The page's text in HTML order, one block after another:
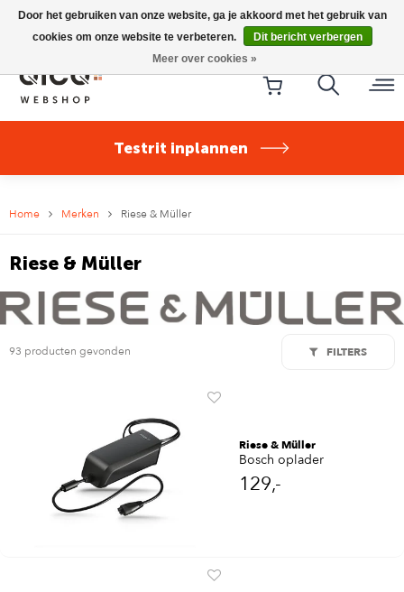
Riese & Müller Nevo5 Silent Core nu direct uit voorraad
leverbaar!
Testrit inplannen
Home Merken Riese & Müller
Riese & Müller
93 producten gevonden FILTERS
Riese & Müller
Bosch oplader
129,-
Door het gebruiken van onze website, ga je akkoord met het gebruik van
cookies om onze website te verbeteren.
Dit bericht verbergen
Meer over cookies »